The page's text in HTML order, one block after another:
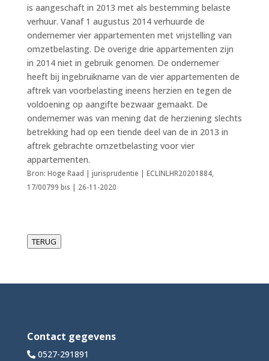
is aangeschaft in 2013 met als bestemming belaste
verhuur. Vanaf 1 augustus 2014 verhuurde de
ondernemer vier appartementen met vrijstelling van
omzetbelasting. De overige drie appartementen zijn
in 2014 niet in gebruik genomen. De ondernemer
heeft bij ingebruikname van de vier appartementen de
aftrek van voorbelasting ineens herzien en tegen de
voldoening op aangifte bezwaar gemaakt. De
ondernemer was van mening dat de herziening slechts
betrekking had op een tiende deel van de in 2013 in
aftrek gebrachte omzetbelasting voor vier
appartementen.
Bron: Hoge Raad | jurisprudentie | ECLINLHR20201884,
17/00799 bis | 26-11-2020
TERUG
Contact gegevens
0527-291891